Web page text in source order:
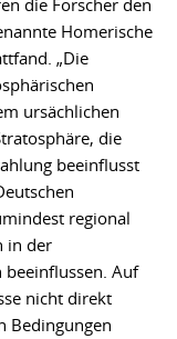
die Forscher den
Homerische
„Die
ursächlichen
die
beeinflusst
regional
in der
beeinflussen. Auf
nicht direkt
Bedingungen